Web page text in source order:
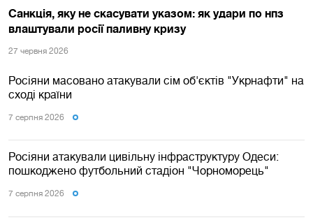
Санкція, яку не скасувати указом: як удари по нпз
влаштували росії паливну кризу
27 червня 2026
Росіяни масовано атакували сім об'єктів "Укрнафти" на
сході країни
7 серпня 2026
Росіяни атакували цивільну інфраструктуру Одеси:
пошкоджено футбольний стадіон "Чорноморець"
7 серпня 2026